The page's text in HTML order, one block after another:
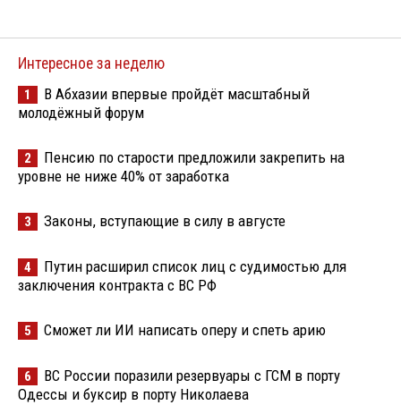
Интересное за неделю
1
В Абхазии впервые пройдёт масштабный
молодёжный форум
2
Пенсию по старости предложили закрепить на
уровне не ниже 40% от заработка
3 Законы, вступающие в силу в августе
4
Путин расширил список лиц с судимостью для
заключения контракта с ВС РФ
5 Сможет ли ИИ написать оперу и спеть арию
6
ВС России поразили резервуары с ГСМ в порту
Одессы и буксир в порту Николаева